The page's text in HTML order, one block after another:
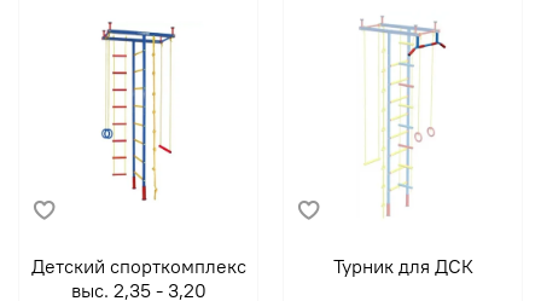
Детский спорткомплекс
выс. 2,35 - 3,20
Турник для ДСК